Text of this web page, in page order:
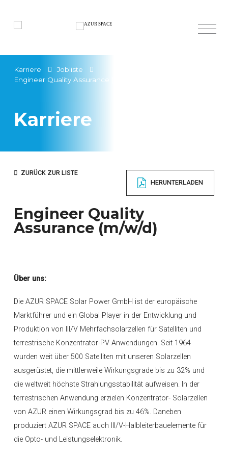
Français
Karriere
Jobliste
Engineer Quality Assurance (m/w/d)
Karriere
HERUNTERLADEN
ZURÜCK ZUR LISTE
Engineer Quality
Assurance (m/w/d)
Über uns:
Die AZUR SPACE Solar Power GmbH ist der europäische
Marktführer und ein Global Player in der Entwicklung und
Produktion von III/V Mehrfachsolarzellen für Satelliten und
terrestrische Konzentrator-PV Anwendungen. Seit 1964
wurden weit über 500 Satelliten mit unseren Solarzellen
ausgerüstet, die mittlerweile Wirkungsgrade bis zu 32% und
die weltweit höchste Strahlungsstabilität aufweisen. In der
terrestrischen Anwendung erzielen Konzentrator- Solarzellen
von AZUR einen Wirkungsgrad bis zu 46%. Daneben
produziert AZUR SPACE auch III/V-Halbleiterbauelemente für
die Opto- und Leistungselektronik.